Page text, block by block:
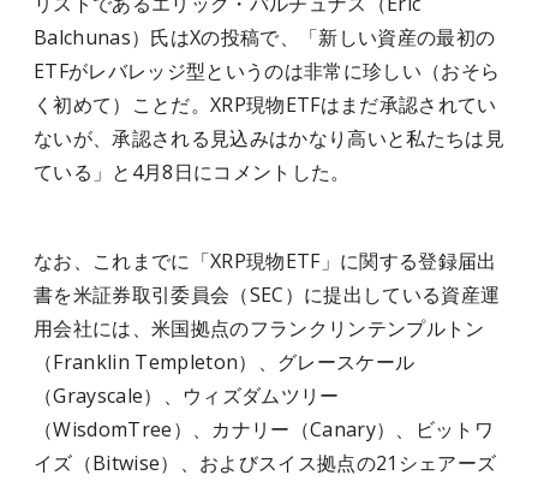
Balchunas）氏はXの投稿で、「新しい資産の最初の
ETFがレバレッジ型というのは非常に珍しい（おそら
く初めて）ことだ。XRP現物ETFはまだ承認されてい
ないが、承認される見込みはかなり高いと私たちは見
ている」と4月8日にコメントした。
なお、これまでに「XRP現物ETF」に関する登録届出
書を米証券取引委員会（SEC）に提出している資産運
用会社には、米国拠点のフランクリンテンプルトン
（Franklin Templeton）、グレースケール
（Grayscale）、ウィズダムツリー
（WisdomTree）、カナリー（Canary）、ビットワ
イズ（Bitwise）、およびスイス拠点の21シェアーズ